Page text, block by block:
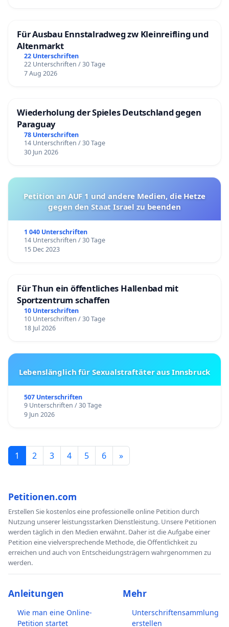
Für Ausbau Ennstalradweg zw Kleinreifling und
Altenmarkt
22 Unterschriften
22 Unterschriften / 30 Tage
7 Aug 2026
Wiederholung der Spieles Deutschland gegen
Paraguay
78 Unterschriften
14 Unterschriften / 30 Tage
30 Jun 2026
Petition an AUF 1 und andere Medien, die Hetze
gegen den Staat Israel zu beenden
1 040 Unterschriften
14 Unterschriften / 30 Tage
15 Dec 2023
Für Thun ein öffentliches Hallenbad mit
Sportzentrum schaffen
10 Unterschriften
10 Unterschriften / 30 Tage
18 Jul 2026
Lebenslänglich für Sexualstraftäter aus Innsbruck
507 Unterschriften
9 Unterschriften / 30 Tage
9 Jun 2026
1 2 3 4 5 6 »
Petitionen.com
Erstellen Sie kostenlos eine professionelle online Petition durch
Nutzung unserer leistungsstarken Dienstleistung. Unsere Petitionen
werden täglich in den Medien erwähnt. Daher ist die Aufgabe einer
Petition eine vielversprechende Methode, die Öffentlichkeit zu
erreichen und auch von Entscheidungsträgern wahrgenommen zu
werden.
Anleitungen
Wie man eine Online-
Petition startet
Mehr
Unterschriftensammlung
erstellen